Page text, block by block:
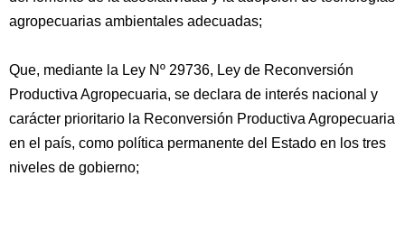
agropecuarias ambientales adecuadas;
Que, mediante la Ley Nº 29736, Ley de Reconversión
Productiva Agropecuaria, se declara de interés nacional y
carácter prioritario la Reconversión Productiva Agropecuaria
en el país, como política permanente del Estado en los tres
niveles de gobierno;